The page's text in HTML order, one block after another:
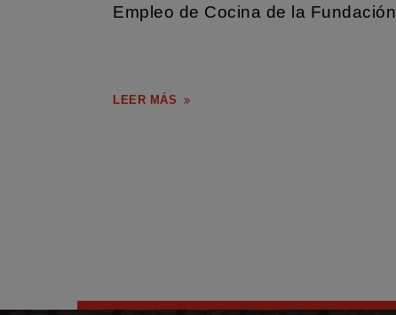
Empleo de Cocina de la Fundación
LEER MÁS